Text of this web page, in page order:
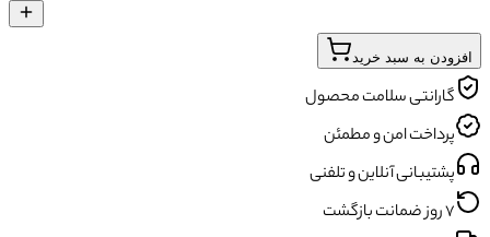
افزودن به سبد خرید
گارانتی سلامت محصول
پرداخت امن و مطمئن
پشتیبانی آنلاین و تلفنی
۷ روز ضمانت بازگشت